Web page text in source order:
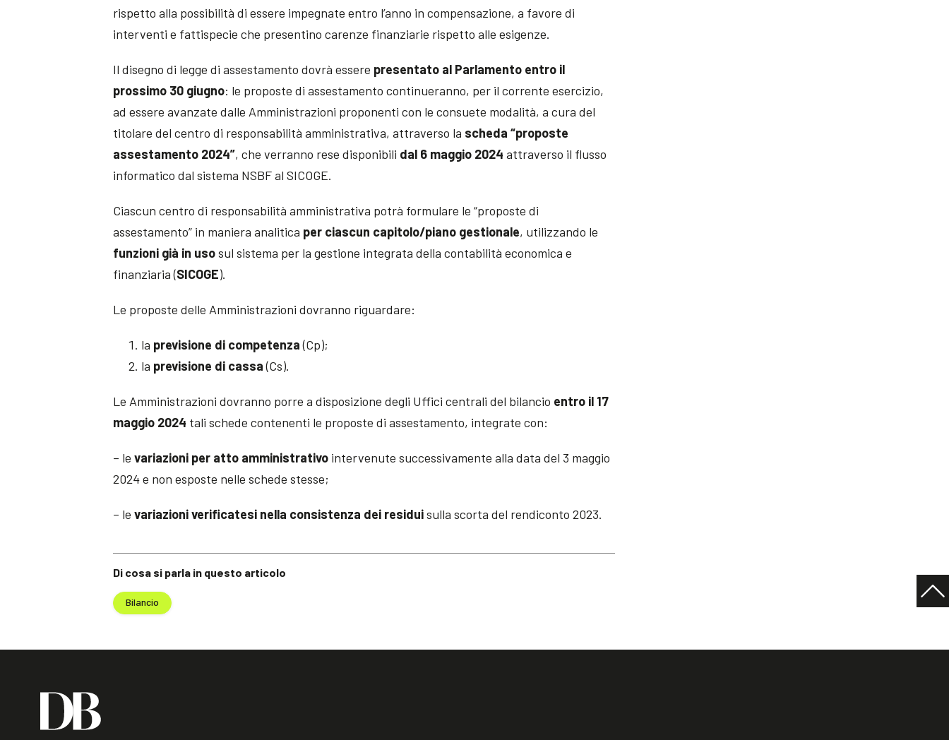
Di cosa si parla in questo articolo
Bilancio
rispetto alla possibilità di essere impegnate entro l’anno in compensazione, a favore di
interventi e fattispecie che presentino carenze finanziarie rispetto alle esigenze.
Il disegno di legge di assestamento dovrà essere presentato al Parlamento entro il
prossimo 30 giugno: le proposte di assestamento continueranno, per il corrente esercizio,
ad essere avanzate dalle Amministrazioni proponenti con le consuete modalità, a cura del
titolare del centro di responsabilità amministrativa, attraverso la scheda “proposte
assestamento 2024”, che verranno rese disponibili dal 6 maggio 2024 attraverso il flusso
informatico dal sistema NSBF al SICOGE.
Ciascun centro di responsabilità amministrativa potrà formulare le “proposte di
assestamento” in maniera analitica per ciascun capitolo/piano gestionale, utilizzando le
funzioni già in usosul sistema per la gestione integrata della contabilità economica e
finanziaria (SICOGE).
Le proposte delle Amministrazioni dovranno riguardare:
la previsione di competenza(Cp);
la previsione di cassa(Cs).
Le Amministrazioni dovranno porre a disposizione degli Uffici centrali del bilancio entro il 17
maggio 2024 tali schede contenenti le proposte di assestamento, integrate con:
– levariazioni per atto amministrativo intervenute successivamente alla data del 3 maggio
2024 e non esposte nelle schede stesse;
– levariazioni verificatesi nella consistenza dei residuisulla scorta del rendiconto 2023.